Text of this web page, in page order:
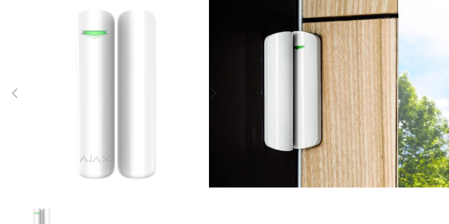
DoorProtect Alb
Senzor contact magnetic wireless pentru uși și ferestre
Funcționează cu sistemul de securitate Ajax
Instalare simplă și rapidă, fără necesitatea cablurilor
Design compact și elegant, de culoare albă
Detectează deschiderile neautorizate pentru securitate